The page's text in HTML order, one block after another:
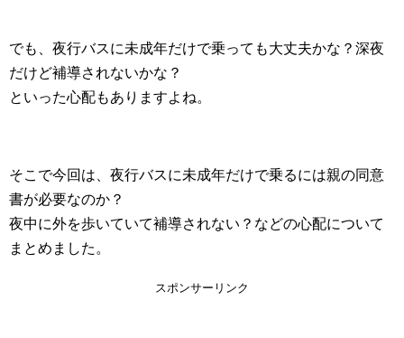
でも、夜行バスに未成年だけで乗っても大丈夫かな？深夜
だけど補導されないかな？
といった心配もありますよね。
そこで今回は、夜行バスに未成年だけで乗るには親の同意
書が必要なのか？
夜中に外を歩いていて補導されない？などの心配について
まとめました。
スポンサーリンク